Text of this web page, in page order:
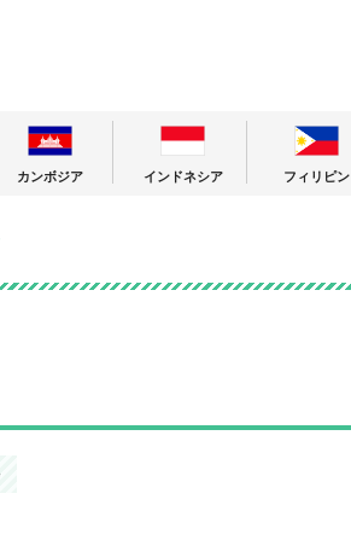
カンボジア インドネシア フィリピン